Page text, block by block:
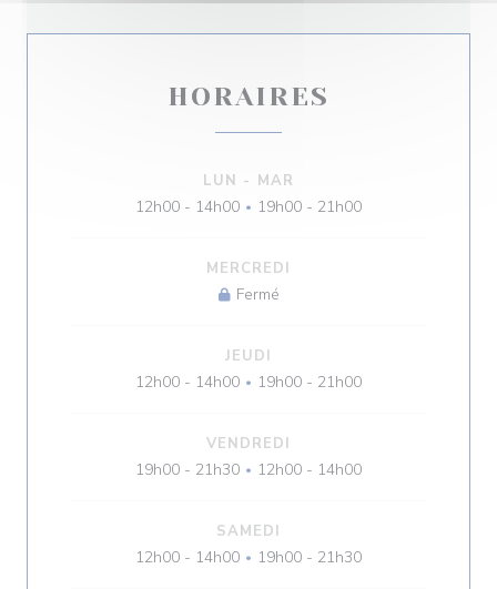
HORAIRES
LUN - MAR
12h00 - 14h00 • 19h00 - 21h00
MERCREDI
Fermé
JEUDI
12h00 - 14h00 • 19h00 - 21h00
VENDREDI
19h00 - 21h30 • 12h00 - 14h00
SAMEDI
12h00 - 14h00 • 19h00 - 21h30